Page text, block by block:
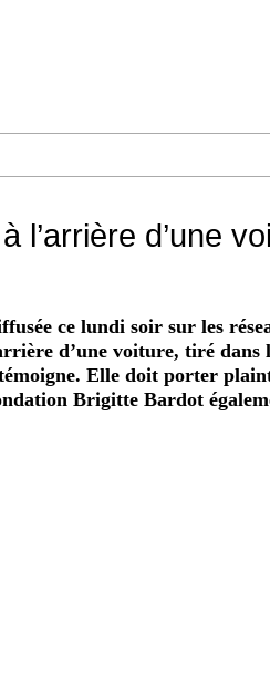
l’arrière d’une
ce lundi soir sur les
d’une voiture, tiré dans
Elle doit porter
Brigitte Bardot